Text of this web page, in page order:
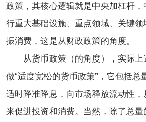
政策，其核心逻辑就是中央加杠杆
行重大基础设施、重点领域、关键
振消费，这是从财政政策的角度。
从货币政策（的角度），实际上
做“适度宽松的货币政策”，它包括总
适时降准降息，向市场释放流动性
来促进投资和消费。当然，除了总